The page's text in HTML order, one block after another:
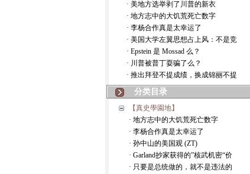
· 美地方选举剥了川普的新衣
· 地方志中的大饥荒死亡数字
· 李杨合作真是太幸运了
· 美国大学左翼思想占上风：不是竞
· Epstein 是 Mossad 么？
· 川普被普丁耍骗了么？
· 推出拜登不提成绩，换成锦丽不提
分类目录
【真史學園地】
· 地方志中的大饥荒死亡数字
· 李杨合作真是太幸运了
· 孙中山的美国观 (ZT)
· Garland抄家获得的”核武机密“价
· 只要是总统做的，就不是违法的